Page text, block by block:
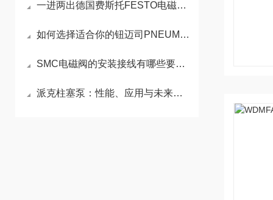
一进两出德国费斯托FESTO电磁阀名称是什么
如何选择适合你的钮迈司PNEUMAX电磁阀？详细解析与应用指南
SMC电磁阀的安装接线有哪些要求？
派克柱塞泵：性能、应用与未来展望